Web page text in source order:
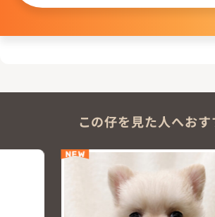
この仔を見た人へおす
NEW